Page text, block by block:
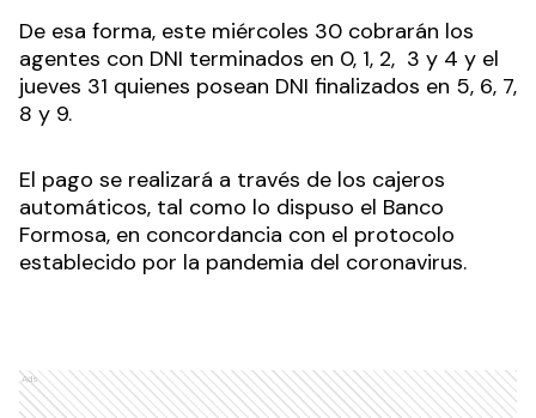
De esa forma, este miércoles 30 cobrarán los
agentes con DNI terminados en 0, 1, 2, 3 y 4 y el
jueves 31 quienes posean DNI finalizados en 5, 6, 7,
8 y 9.
El pago se realizará a través de los cajeros
automáticos, tal como lo dispuso el Banco
Formosa, en concordancia con el protocolo
establecido por la pandemia del coronavirus.
Ads